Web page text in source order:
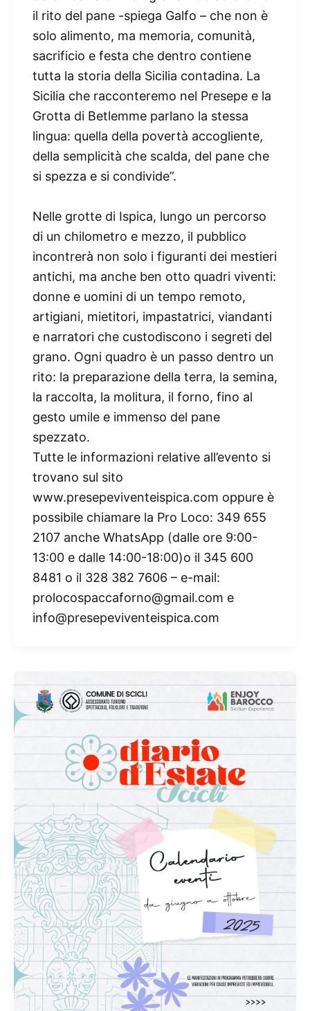
il rito del pane -spiega Galfo – che non è
solo alimento, ma memoria, comunità,
sacrificio e festa che dentro contiene
tutta la storia della Sicilia contadina. La
Sicilia che racconteremo nel Presepe e la
Grotta di Betlemme parlano la stessa
lingua: quella della povertà accogliente,
della semplicità che scalda, del pane che
si spezza e si condivide”.
Nelle grotte di Ispica, lungo un percorso
di un chilometro e mezzo, il pubblico
incontrerà non solo i figuranti dei mestieri
antichi, ma anche ben otto quadri viventi:
donne e uomini di un tempo remoto,
artigiani, mietitori, impastatrici, viandanti
e narratori che custodiscono i segreti del
grano. Ogni quadro è un passo dentro un
rito: la preparazione della terra, la semina,
la raccolta, la molitura, il forno, fino al
gesto umile e immenso del pane
spezzato.
Tutte le informazioni relative all’evento si
trovano sul sito
www.presepeviventeispica.com oppure è
possibile chiamare la Pro Loco: 349 655
2107 anche WhatsApp (dalle ore 9:00-
13:00 e dalle 14:00-18:00)o il 345 600
8481 o il 328 382 7606 – e-mail:
prolocospaccaforno@gmail.com e
info@presepeviventeispica.com